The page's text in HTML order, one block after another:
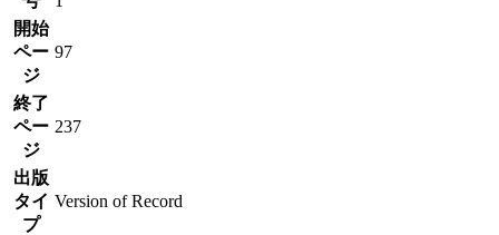
開始
ペー
ジ
97
終了
ペー
ジ
237
出版
タイ
プ
Version of Record